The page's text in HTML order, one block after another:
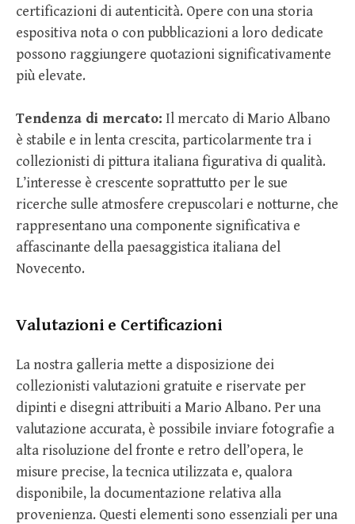
certificazioni di autenticità. Opere con una storia
espositiva nota o con pubblicazioni a loro dedicate
possono raggiungere quotazioni significativamente
più elevate.
Tendenza di mercato: Il mercato di Mario Albano
è stabile e in lenta crescita, particolarmente tra i
collezionisti di pittura italiana figurativa di qualità.
L’interesse è crescente soprattutto per le sue
ricerche sulle atmosfere crepuscolari e notturne, che
rappresentano una componente significativa e
affascinante della paesaggistica italiana del
Novecento.
Valutazioni e Certificazioni
La nostra galleria mette a disposizione dei
collezionisti valutazioni gratuite e riservate per
dipinti e disegni attribuiti a Mario Albano. Per una
valutazione accurata, è possibile inviare fotografie a
alta risoluzione del fronte e retro dell’opera, le
misure precise, la tecnica utilizzata e, qualora
disponibile, la documentazione relativa alla
provenienza. Questi elementi sono essenziali per una